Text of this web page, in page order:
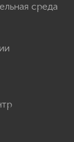
среда